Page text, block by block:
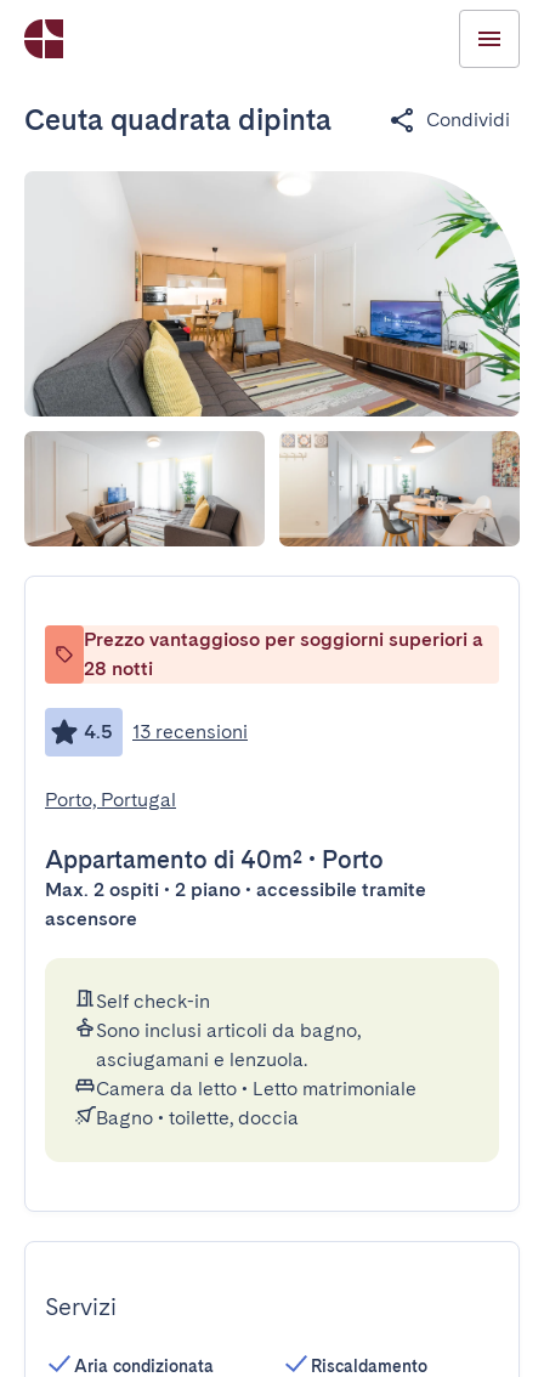
Ceuta quadrata dipinta Condividi
Prezzo vantaggioso per soggiorni superiori a
28 notti
4.5 13 recensioni
Porto, Portugal
Appartamento di 40m² • Porto
Max. 2 ospiti • 2 piano • accessibile tramite
ascensore
Self check-in
Sono inclusi articoli da bagno,
asciugamani e lenzuola.
Camera da letto • Letto matrimoniale
Bagno • toilette, doccia
Servizi
Aria condizionata
Riscaldamento